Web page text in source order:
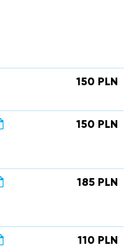
150 PLN
150 PLN
185 PLN
110 PLN